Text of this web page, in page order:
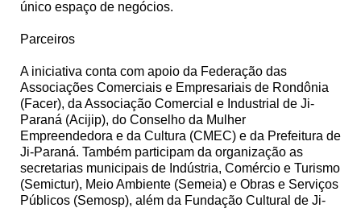
único espaço de negócios.
Parceiros
A iniciativa conta com apoio da Federação das
Associações Comerciais e Empresariais de Rondônia
(Facer), da Associação Comercial e Industrial de Ji-
Paraná (Acijip), do Conselho da Mulher
Empreendedora e da Cultura (CMEC) e da Prefeitura de
Ji-Paraná. Também participam da organização as
secretarias municipais de Indústria, Comércio e Turismo
(Semictur), Meio Ambiente (Semeia) e Obras e Serviços
Públicos (Semosp), além da Fundação Cultural de Ji-